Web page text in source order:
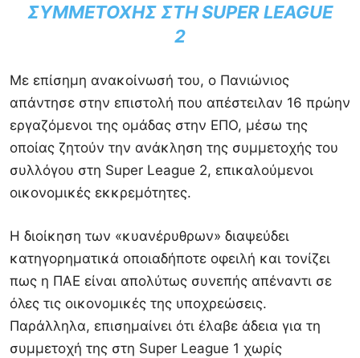
ΣΥΜΜΕΤΟΧΉΣ ΣΤΗ SUPER LEAGUE
2
Με επίσημη ανακοίνωσή του, ο Πανιώνιος
απάντησε στην επιστολή που απέστειλαν 16 πρώην
εργαζόμενοι της ομάδας στην ΕΠΟ, μέσω της
οποίας ζητούν την ανάκληση της συμμετοχής του
συλλόγου στη Super League 2, επικαλούμενοι
οικονομικές εκκρεμότητες.
Η διοίκηση των «κυανέρυθρων» διαψεύδει
κατηγορηματικά οποιαδήποτε οφειλή και τονίζει
πως η ΠΑΕ είναι απολύτως συνεπής απέναντι σε
όλες τις οικονομικές της υποχρεώσεις.
Παράλληλα, επισημαίνει ότι έλαβε άδεια για τη
συμμετοχή της στη Super League 1 χωρίς